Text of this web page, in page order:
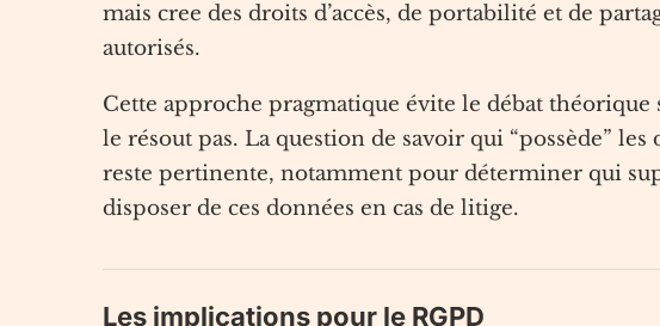
mais cree des droits d’accès, de portabilité et de
autorisés.
Cette approche pragmatique évite le débat
le résout pas. La question de savoir qui “possède”
reste pertinente, notamment pour déterminer qui
disposer de ces données en cas de litige.
Les implications pour le RGPD